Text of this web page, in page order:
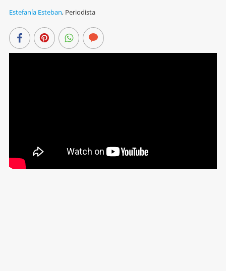
Estefanía Esteban, Periodista